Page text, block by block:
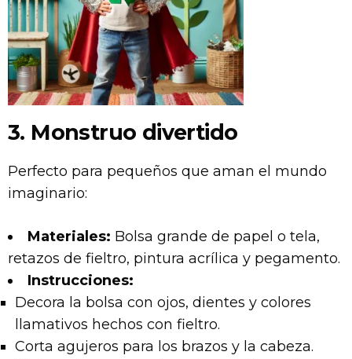
3. Monstruo divertido
Perfecto para pequeños que aman el mundo
imaginario:
Materiales: Bolsa grande de papel o tela,
retazos de fieltro, pintura acrílica y pegamento.
Instrucciones:
Decora la bolsa con ojos, dientes y colores
llamativos hechos con fieltro.
Corta agujeros para los brazos y la cabeza.